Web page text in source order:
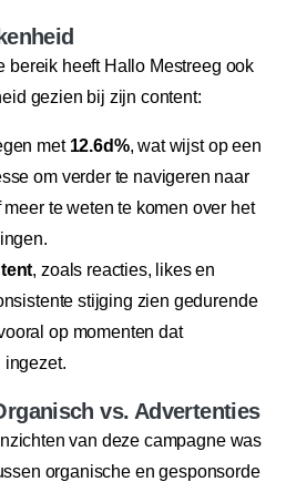
bereik heeft Hallo Mestreeg ook
gezien bij zijn content:
met 12.6d%, wat wijst op een
om verder te navigeren naar
te weten te komen over het
, zoals reacties, likes en
stijging zien gedurende
op momenten dat
ingezet.
vs. Advertenties
van deze campagne was
organische en gesponsorde